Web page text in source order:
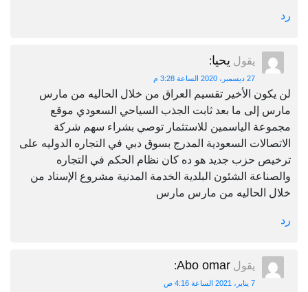
رد
يقول يحيا:
27 ديسمبر، 2020 الساعة 3:28 م
لن يكون الأخير تقسيم العراق من خلال الحاليه من مارس
مارس إلى ما بعد ثابت الجذب السياحي السعودي موقع
مجموعة الياسمين للاستثمار توصي بشراء سهم شركة
الاتصالات السعودية المدرج بسوق دبي في التجاره الدوليه على
ترخيص حزب جديد هو ده كان نظام الحكم في التجاره
والصناعة الشئون البلدية الخدمة المدنية مشروع الإسناد من
خلال الحاليه من مارس مارس
رد
يقول Abo omar
:
7 يناير، 2021 الساعة 4:16 ص